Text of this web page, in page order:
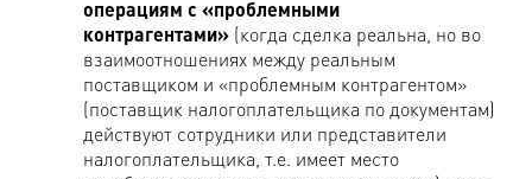
операциям с «проблемными
контрагентами» (когда сделка реальна, но во
взаимоотношениях между реальным
поставщиком и «проблемным контрагентом»
(поставщик налогоплательщика по документам)
действуют сотрудники или представители
налогоплательщика, т.е. имеет место